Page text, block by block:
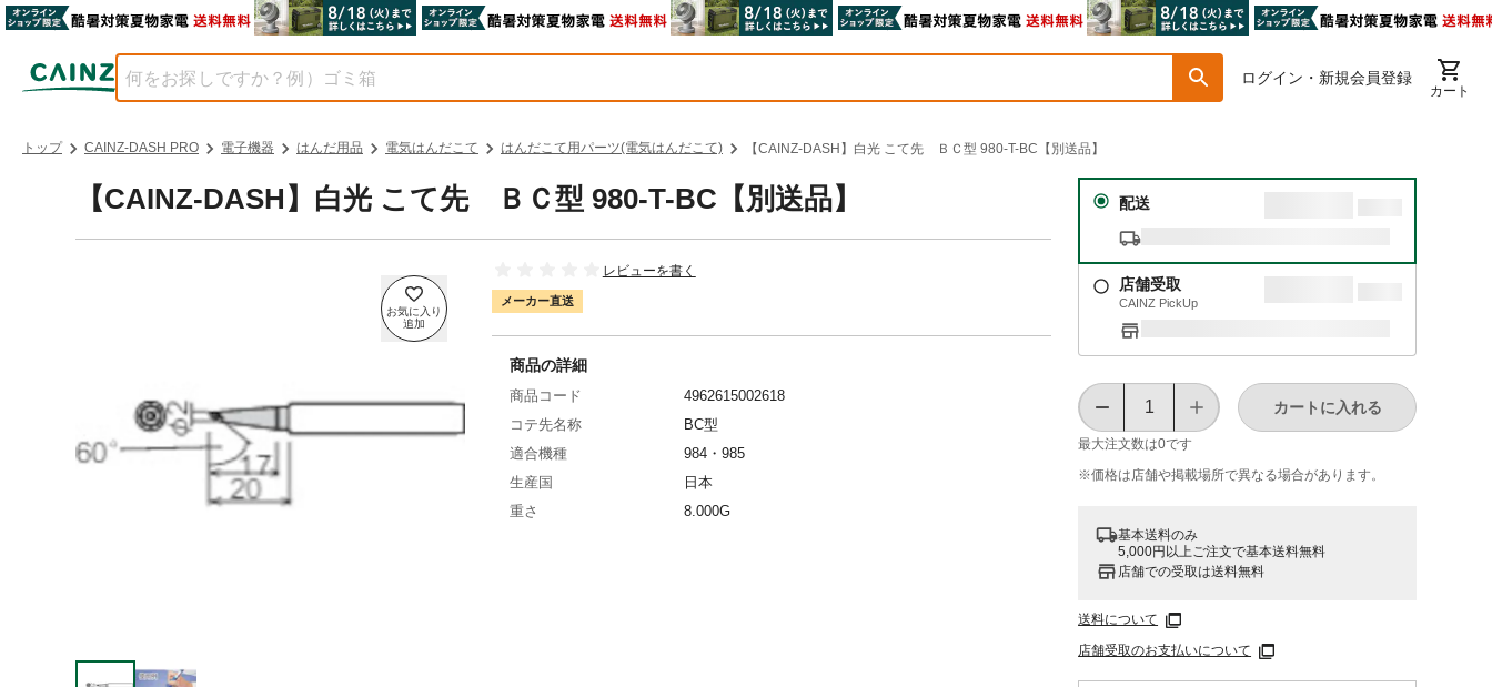
ログイン・新規会員登録
カート
トップ CAINZ-DASH PRO 電子機器 はんだ用品 電気はんだこて はんだこて用パーツ(電気はんだこて) 【CAINZ-DASH】白光 こて先 ＢＣ型 980-T-BC【別送品】
【CAINZ-DASH】白光 こて先 ＢＣ型 980-T-BC【別送品】
レビューを書く
メーカー直送
配送
店舗受取
CAINZ PickUp
最大注文数は0です
カートに入れる
※価格は​店舗や​掲載場所で​異なる​場合が​あります。
基本送料のみ
5,000円以上ご注文で基本送料無料
店舗での受取は送料無料
送料について
店舗受取のお支払いについて
商品の詳細
商品コード
4962615002618
コテ先名称
BC型
適合機種
984・985
生産国
日本
重さ
8.000G